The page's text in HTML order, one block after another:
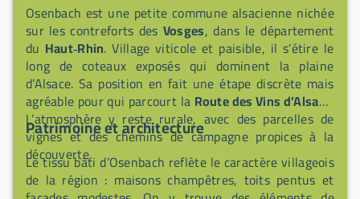
Osenbach est une petite commune alsacienne nichée
sur les contreforts des Vosges, dans le département
du Haut‑Rhin. Village viticole et paisible, il s’étire le
long de coteaux exposés qui dominent la plaine
d’Alsace. Sa position en fait une étape discrète mais
agréable pour qui parcourt la Route des Vins d’Alsace
L’atmosphère y reste rurale, avec des parcelles de
vignes et des chemins de campagne propices à la
découverte.
Patrimoine et architecture
Le tissu bâti d’Osenbach reflète le caractère villageois
de la région : maisons champêtres, toits pentus et